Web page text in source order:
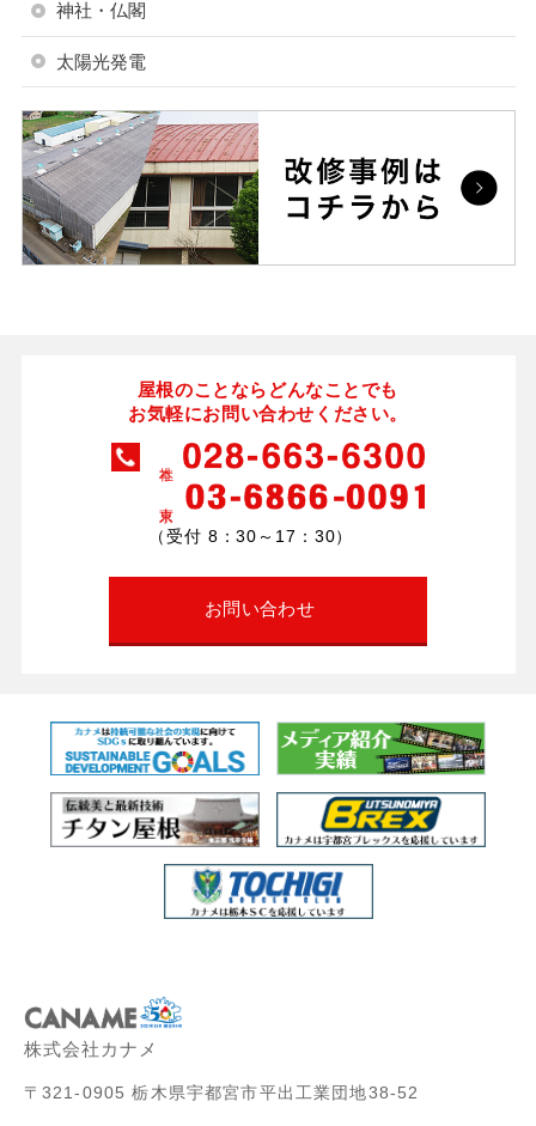
神社・仏閣
太陽光発電
屋根のことならどんなことでも
お気軽にお問い合わせください。
（受付 8：30～17：30）
お問い合わせ
株式会社カナメ
〒321-0905 栃木県宇都宮市平出工業団地38-52